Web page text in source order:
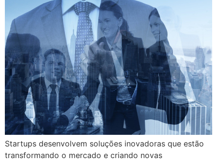
Startups desenvolvem soluções inovadoras que estão
transformando o mercado e criando novas